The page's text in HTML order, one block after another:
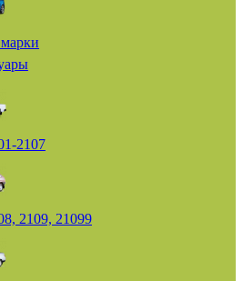
2107
2109, 21099